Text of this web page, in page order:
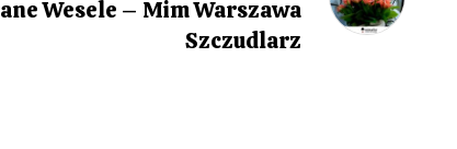
Wesele – Mim Warszawa
Szczudlarz